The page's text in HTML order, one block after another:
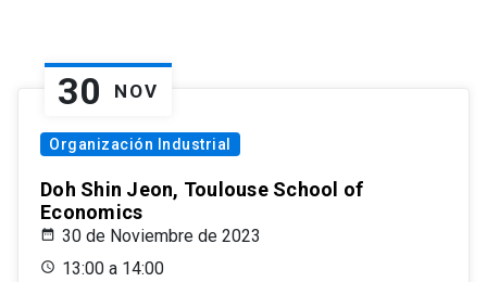
30 NOV
Organización Industrial
Doh Shin Jeon, Toulouse School of
Economics
30 de Noviembre de 2023
13:00 a 14:00